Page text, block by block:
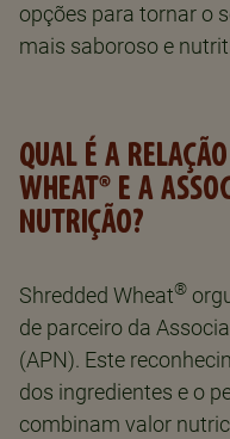
opções para tornar o
mais saboroso e
QUAL É A
WHEAT® E A
NUTRIÇÃO?
Shredded Wheat®
de parceiro da
(APN). Este
dos ingredientes e o
combinam valor